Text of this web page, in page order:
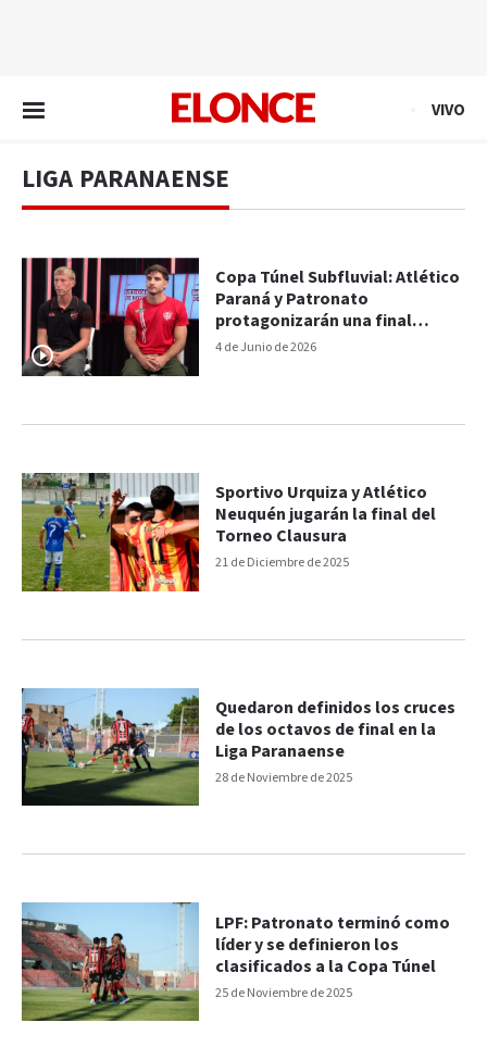
VIVO
LIGA PARANAENSE
4 de Junio de 2026
Copa Túnel Subfluvial: Atlético
Paraná y Patronato
protagonizarán una final
histórica
21 de Diciembre de 2025
Sportivo Urquiza y Atlético
Neuquén jugarán la final del
Torneo Clausura
28 de Noviembre de 2025
Quedaron definidos los cruces
de los octavos de final en la
Liga Paranaense
25 de Noviembre de 2025
LPF: Patronato terminó como
líder y se definieron los
clasificados a la Copa Túnel